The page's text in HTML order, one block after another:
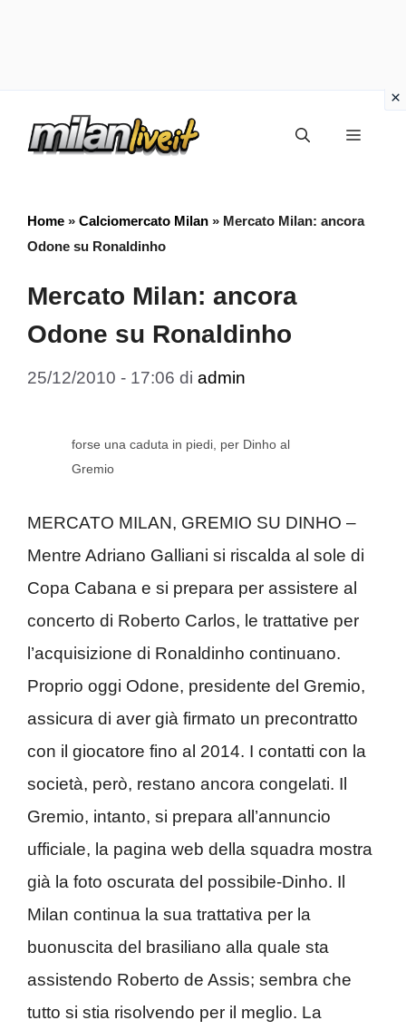
Menu
Home » Calciomercato Milan » Mercato Milan: ancora
Odone su Ronaldinho
Mercato Milan: ancora
Odone su Ronaldinho
25/12/2010 - 17:06 di admin
forse una caduta in piedi, per Dinho al
Gremio
MERCATO MILAN, GREMIO SU DINHO –
Mentre Adriano Galliani si riscalda al sole di
Copa Cabana e si prepara per assistere al
concerto di Roberto Carlos, le trattative per
l’acquisizione di Ronaldinho continuano.
Proprio oggi Odone, presidente del Gremio,
assicura di aver già firmato un precontratto
con il giocatore fino al 2014. I contatti con la
società, però, restano ancora congelati. Il
Gremio, intanto, si prepara all’annuncio
ufficiale, la pagina web della squadra mostra
già la foto oscurata del possibile-Dinho. Il
Milan continua la sua trattativa per la
buonuscita del brasiliano alla quale sta
assistendo Roberto de Assis; sembra che
tutto si stia risolvendo per il meglio. La